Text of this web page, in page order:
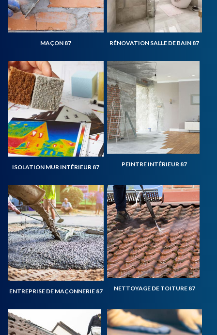
MAÇON 87 RÉNOVATION SALLE DE BAIN 87
ISOLATION MUR INTÉRIEUR 87 PEINTRE INTÉRIEUR 87
ENTREPRISE DE MAÇONNERIE 87 NETTOYAGE DE TOITURE 87